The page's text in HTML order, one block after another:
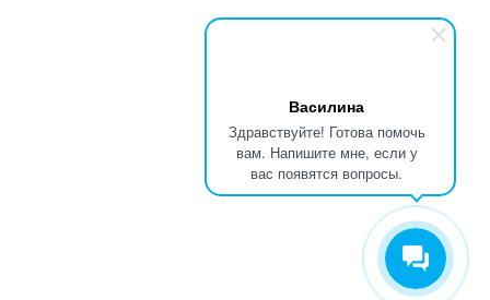
Василина
Здравствуйте! Готова помочь
вам. Напишите мне, если у
вас появятся вопросы.